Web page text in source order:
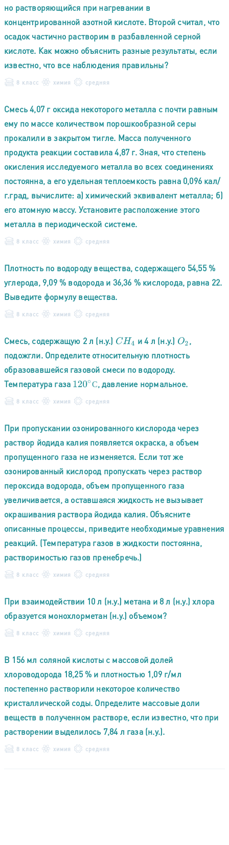
но растворяющийся при нагревании в
концентрированной азотной кислоте. Второй считал, что
осадок частично растворим в разбавленной серной
кислоте. Как можно объяснить разные результаты, если
известно, что все наблюдения правильны?
8 класс химия средняя
Смесь 4,07 г оксида некоторого металла с почти равным
ему по массе количеством порошкообразной серы
прокалили в закрытом тигле. Масса полученного
продукта реакции составила 4,87 г. Зная, что степень
окисления исследуемого металла во всех соединениях
постоянна, а его удельная теплоемкость равна 0,096 кал/
г.град, вычислите: а) химический эквивалент металла; б)
его атомную массу. Установите расположение этого
металла в периодической системе.
8 класс химия средняя
Плотность по водороду вещества, содержащего 54,55 %
углерода, 9,09 % водорода и 36,36 % кислорода, равна 22.
Выведите формулу вещества.
8 класс химия средняя
Смесь, содержащую 2 л (н.у.) CH4 и 4 л (н.у.) O2 ,
подожгли. Определите относительную плотность
образовавшейся газовой смеси по водороду.
Температура газа
С
120∘С , давление нормальное.
8 класс химия средняя
При пропускании озонированного кислорода через
раствор йодида калия появляется окраска, а объем
пропущенного газа не изменяется. Если тот же
озонированный кислород пропускать через раствор
пероксида водорода, объем пропущенного газа
увеличивается, а оставшаяся жидкость не вызывает
окрашивания раствора йодида калия. Объясните
описанные процессы, приведите необходимые уравнения
реакций. (Температура газов в жидкости постоянна,
растворимостью газов пренебречь.)
8 класс химия средняя
При взаимодействии 10 л (н.у.) метана и 8 л (н.у.) хлора
образуется монохлорметан (н.у.) объемом?
8 класс химия средняя
В 156 мл соляной кислоты с массовой долей
хлороводорода 18,25 % и плотностью 1,09 г/мл
постепенно растворили некоторое количество
кристаллической соды. Определите массовые доли
веществ в полученном растворе, если известно, что при
растворении выделилось 7,84 л газа (н.у.).
8 класс химия средняя